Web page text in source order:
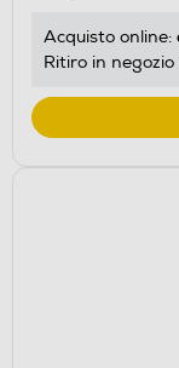
Acquisto online:
Ritiro in